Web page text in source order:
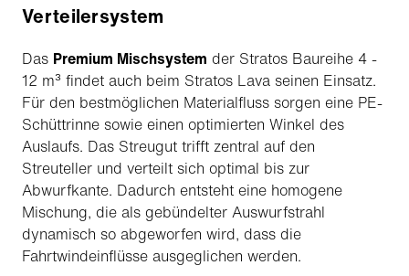
Verteilersystem
Das Premium Mischsystem der Stratos Baureihe 4 -
12 m³ findet auch beim Stratos Lava seinen Einsatz.
Für den bestmöglichen Materialfluss sorgen eine PE-
Schüttrinne sowie einen optimierten Winkel des
Auslaufs. Das Streugut trifft zentral auf den
Streuteller und verteilt sich optimal bis zur
Abwurfkante. Dadurch entsteht eine homogene
Mischung, die als gebündelter Auswurfstrahl
dynamisch so abgeworfen wird, dass die
Fahrtwindeinflüsse ausgeglichen werden.